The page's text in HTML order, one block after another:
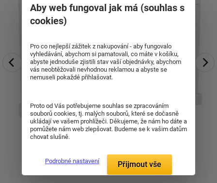
Aby web fungoval jak má (souhlas s
cookies)
Pro co nejlepší zážitek z nakupování - aby fungovalo
vyhledávání, abychom si pamatovali, co máte v košíku,
abyste jednoduše zjistili stav vaší objednávky, abychom
vás neobtěžovali nevhodnou reklamou a abyste se
nemuseli pokaždé přihlašovat.
Proto od Vás potřebujeme souhlas se zpracováním
souborů cookies, tj. malých souborů, které se dočasně
ukládají ve vašem prohlížeči. Děkujeme, že nám ho dáte a
pomůžete nám web zlepšovat. Budeme se k vašim datům
chovat slušně.
Podrobné nastavení Přijmout vše